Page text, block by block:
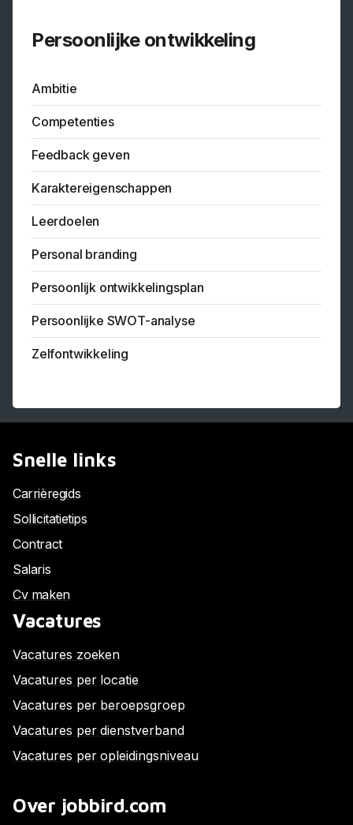
Persoonlijke ontwikkeling
Ambitie
Competenties
Feedback geven
Karaktereigenschappen
Leerdoelen
Personal branding
Persoonlijk ontwikkelingsplan
Persoonlijke SWOT-analyse
Zelfontwikkeling
Snelle links
Carrièregids
Sollicitatietips
Contract
Salaris
Cv maken
Vacatures
Vacatures zoeken
Vacatures per locatie
Vacatures per beroepsgroep
Vacatures per dienstverband
Vacatures per opleidingsniveau
Over jobbird.com